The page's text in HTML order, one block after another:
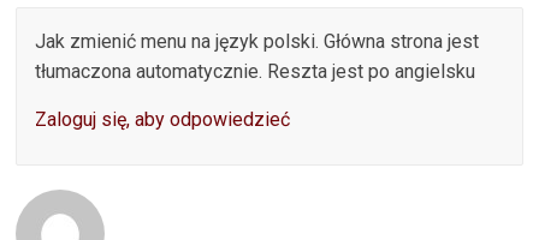
Jak zmienić menu na język polski. Główna strona jest
tłumaczona automatycznie. Reszta jest po angielsku
Zaloguj się, aby odpowiedzieć